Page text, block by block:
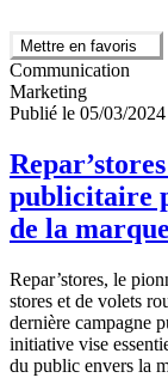
Mettre en favoris
Communication
Marketing
Publié le 05/03/2024
publicitaire
de la
Repar’stores, le
stores et de volets
dernière campagne
initiative vise
du public envers la